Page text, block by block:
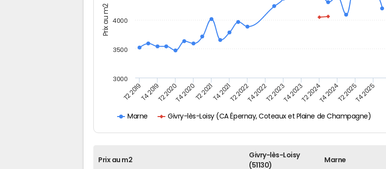
Prix au m2
Marne Givry-lès-Loisy (CA Épernay, Coteaux et Plaine de Champagne)
T2 2019T4 2019T2 2020T4 2020T2 2021T4 2021T2 2022T4 2022T2 2023T4 2023T2 2024T4 2024T2 2025T4 2025
3000
3500
4000
Prix au m2
Givry-lès-Loisy
(51130)
Marne